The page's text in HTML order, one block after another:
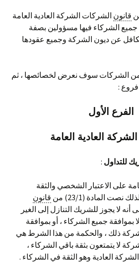
قانون الشركات الشركة العادية العامة
جميع الشركاء فيها مسؤولين بصفة
عن ديون الشركة وجميع عقودها
من الشركات سوف نعرض لخصائصها ، ثم
فروع :
الفرع الأول
العادية العامة
للتداول :
على الاعتبار الشخصي والثقة
نصت المادة (23/1) من
قانون
لسنة 1964 على أنه لا يجوز للشريك التنازل إلى الغير
جميع الشركاء ، أو بموافقة
ذلك ، والحكمة من هذا الشرط هي
لا يتمتعون بثقة باقي الشركاء ،
العادية وهو الثقة في الشركاء .